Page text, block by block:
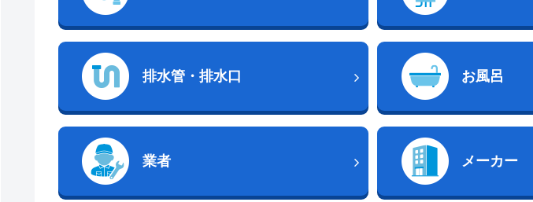
排水管・排水口 お風呂
業者 メーカー